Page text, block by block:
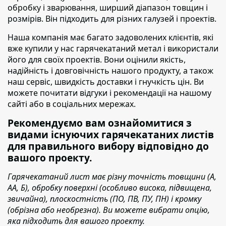
обробку і зварювання, ширший діапазон товщин і
розмірів. Він підходить для різних галузей і проектів.
Наша компанія має багато задоволених клієнтів, які
вже купили у нас гарячекатаний метал і використали
його для своїх проектів. Вони оцінили якість,
надійність і довговічність нашого продукту, а також
наш сервіс, швидкість доставки і гнучкість цін. Ви
можете почитати відгуки і рекомендації на нашому
сайті або в соціальних мережах.
Рекомендуємо вам ознайомитися з
видами існуючих гарячекатаних листів
для правильного вибору відповідно до
вашого проекту.
Гарячекатаний лист має різну точність товщини (А,
АА, Б), обробку поверхні (особливо висока, підвищена,
звичайна), плоскостність (ПО, ПВ, ПУ, ПН) і кромку
(обрізна або необрезна). Ви можете вибрати опцію,
яка підходить для вашого проекту.